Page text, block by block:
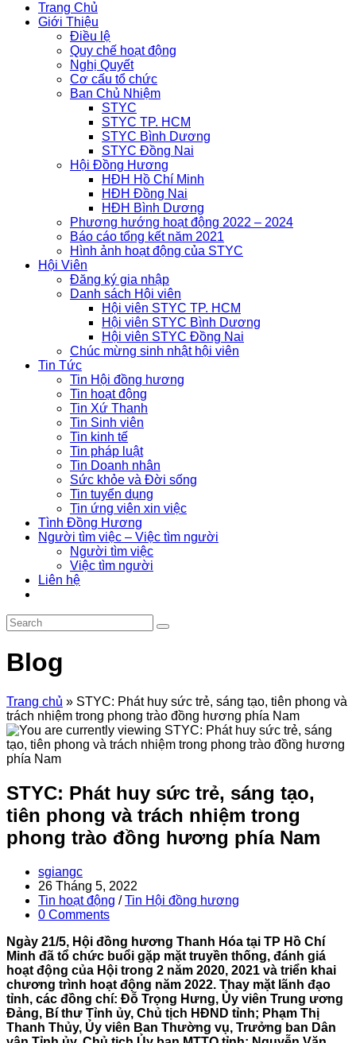
Trang Chủ
Giới Thiệu
Điều lệ
Quy chế hoạt động
Nghị Quyết
Cơ cấu tổ chức
Ban Chủ Nhiệm
STYC
STYC TP. HCM
STYC Bình Dương
STYC Đồng Nai
Hội Đồng Hương
HĐH Hồ Chí Minh
HĐH Đồng Nai
HĐH Bình Dương
Phương hướng hoạt động 2022 – 2024
Báo cáo tổng kết năm 2021
Hình ảnh hoạt động của STYC
Hội Viên
Đăng ký gia nhập
Danh sách Hội viên
Hội viên STYC TP. HCM
Hội viên STYC Bình Dương
Hội viên STYC Đồng Nai
Chúc mừng sinh nhật hội viên
Tin Tức
Tin Hội đồng hương
Tin hoạt động
Tin Xứ Thanh
Tin Sinh viên
Tin kinh tế
Tin pháp luật
Tin Doanh nhân
Sức khỏe và Đời sống
Tin tuyển dụng
Tin ứng viên xin việc
Tình Đồng Hương
Người tìm việc – Việc tìm người
Người tìm việc
Việc tìm người
Liên hệ
Blog
Trang chủ » STYC: Phát huy sức trẻ, sáng tạo, tiên phong và
trách nhiệm trong phong trào đồng hương phía Nam
STYC: Phát huy sức trẻ, sáng tạo,
tiên phong và trách nhiệm trong
phong trào đồng hương phía Nam
Post
author:
sgiangc
Post
published:
26 Tháng 5, 2022
Post
category:
Tin hoạt động / Tin Hội đồng hương
Post
0 Comments
Ngày 21/5, Hội đồng hương Thanh Hóa tại TP Hồ Chí
Minh đã tổ chức buổi gặp mặt truyền thống, đánh giá
hoạt động của Hội trong 2 năm 2020, 2021 và triển khai
chương trình hoạt động năm 2022. Thay mặt lãnh đạo
tỉnh, các đồng chí: Đỗ Trọng Hưng, Ủy viên Trung ương
Đảng, Bí thư Tỉnh ủy, Chủ tịch HĐND tỉnh; Phạm Thị
Thanh Thủy, Ủy viên Ban Thường vụ, Trưởng ban Dân